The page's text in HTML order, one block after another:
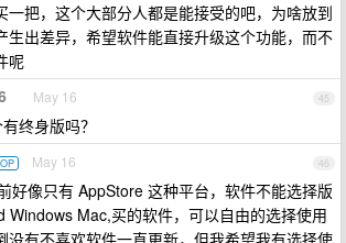
一把，这个大部分人都是能接受的吧，为啥放到
生出差异，希望软件能直接升级这个功能，而不
呢
45
May 16
终身版吗？
46
OP May 16
好像只有 AppStore 这种平台，软件不能选择版
Windows Mac,买的软件，可以自由的选择使用
没有不喜欢软件一直更新，但我希望我有选择使